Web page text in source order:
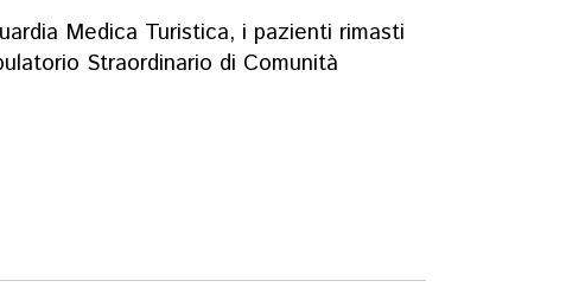
Medica Turistica, i pazienti rimasti
Straordinario di Comunità